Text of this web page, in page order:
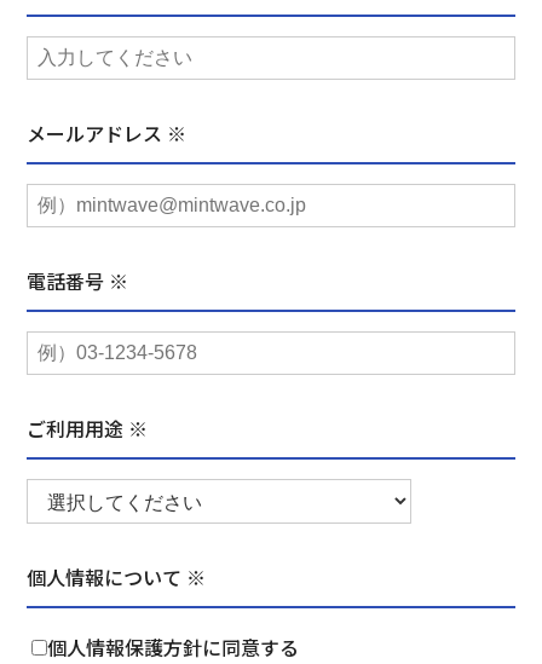
メールアドレス ※
電話番号 ※
ご利用用途 ※
個人情報について ※
個人情報保護方針に同意する